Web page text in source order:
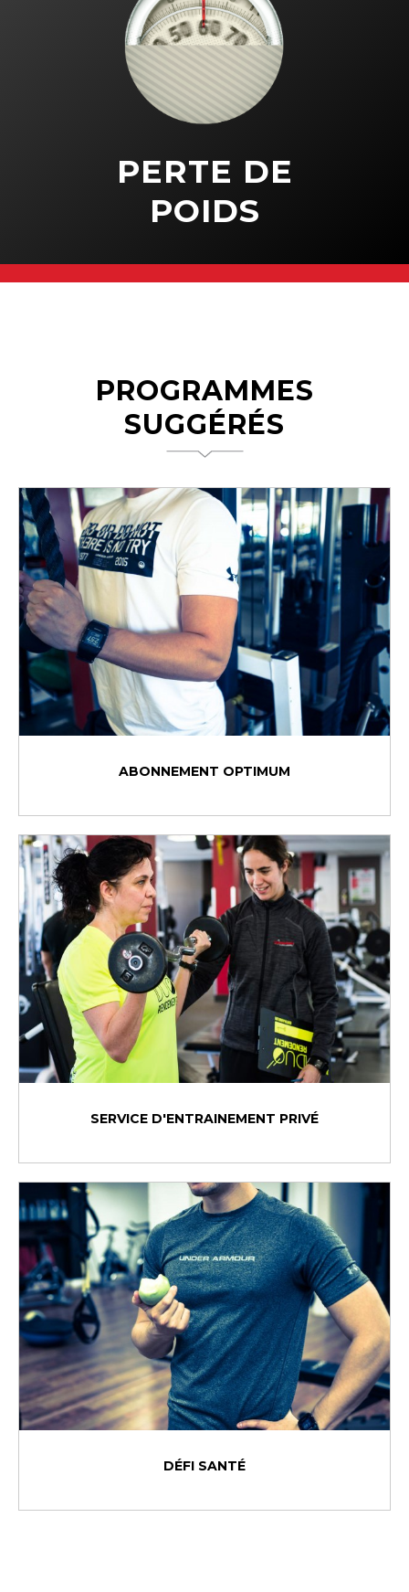
PERTE DE
POIDS
PROGRAMMES
SUGGÉRÉS
ABONNEMENT OPTIMUM
SERVICE D'ENTRAINEMENT PRIVÉ
DÉFI SANTÉ